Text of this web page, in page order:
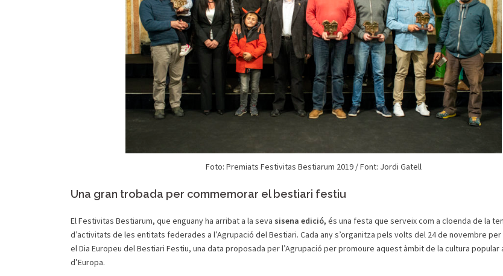
Foto: Premiats Festivitas Bestiarum 2019 / Font: Jordi Gatell
Una gran trobada per commemorar el bestiari festiu
El Festivitas Bestiarum, que enguany ha arribat a la seva sisena edició, és una festa que serveix com a cloenda de la
d’activitats de les entitats federades a l’Agrupació del Bestiari. Cada any s’organitza pels volts del 24 de novembre
el Dia Europeu del Bestiari Festiu, una data proposada per l’Agrupació per promoure aquest àmbit de la cultura popular
d’Europa.